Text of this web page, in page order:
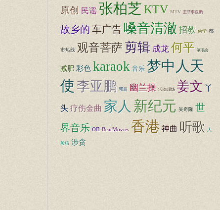
原创 民谣 张柏芝KTV MTV 王菲李亚鹏
故乡的 车广告 嗓音清澈 招教 佛学 都
市热线 观音菩萨 剪辑 成龙 何平 演唱会
减肥 彩色 karaok 音乐 梦中人天
使 李亚鹏 邓超 幽兰操 活动/现场 姜文 丫
头 疗伤金曲 家人 新纪元 吴奇隆 世
界音乐 on BearMovies 香港 神曲 听歌 大
脸猫 涉贪